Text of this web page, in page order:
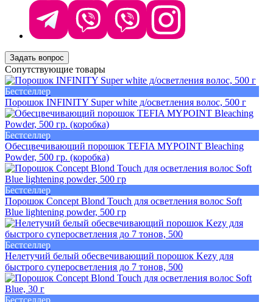
Задать вопрос
Сопутствующие товары
Бестселлер
Порошок INFINITY Super white д/осветления волос, 500 г
Бестселлер
Обесцвечивающий порошок TEFIA MYPOINT Bleaching
Powder, 500 гр. (коробка)
Бестселлер
Порошок Concept Blond Touch для осветления волос Soft
Blue lightening powder, 500 гр
Бестселлер
Нелетучий белый обесвечивающий порошок Kezy для
быстрого суперосветления до 7 тонов, 500
Бестселлер